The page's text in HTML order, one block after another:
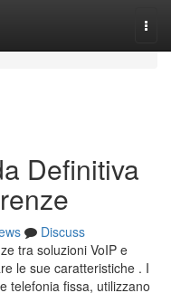
Definitiva
Discuss
tra soluzioni VoIP e
le sue caratteristiche . I
telefonia fissa, utilizzano